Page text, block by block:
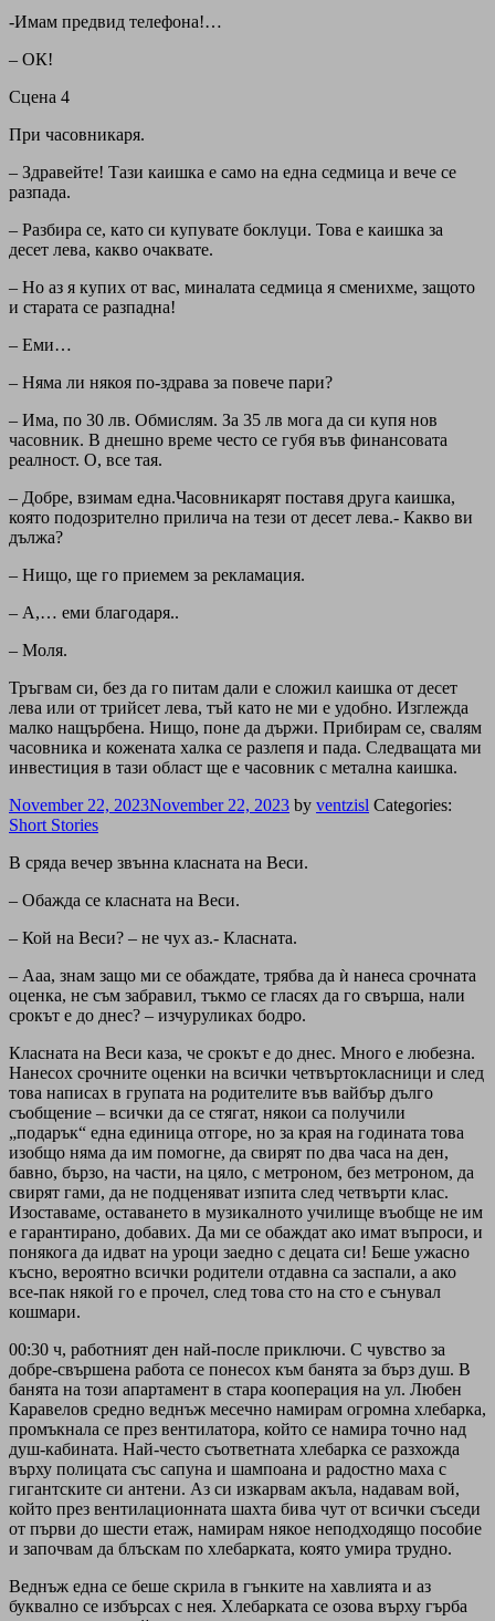
-Имам предвид телефона!…
– ОК!
Сцена 4
При часовникаря.
– Здравейте! Тази каишка е само на една седмица и вече се
разпада.
– Разбира се, като си купувате боклуци. Това е каишка за
десет лева, какво очаквате.
– Но аз я купих от вас, миналата седмица я сменихме, защото
и старата се разпадна!
– Еми…
– Няма ли някоя по-здрава за повече пари?
– Има, по 30 лв. Обмислям. За 35 лв мога да си купя нов
часовник. В днешно време често се губя във финансовата
реалност. О, все тая.
– Добре, взимам една.Часовникарят поставя друга каишка,
която подозрително прилича на тези от десет лева.- Какво ви
дължа?
– Нищо, ще го приемем за рекламация.
– А,… еми благодаря..
– Моля.
Тръгвам си, без да го питам дали е сложил каишка от десет
лева или от трийсет лева, тъй като не ми е удобно. Изглежда
малко нащърбена. Нищо, поне да държи. Прибирам се, свалям
часовника и кожената халка се разлепя и пада. Следващата ми
инвестиция в тази област ще е часовник с метална каишка.
November 22, 2023November 22, 2023 by ventzisl Categories:
Short Stories
В сряда вечер звънна класната на Веси.
– Обажда се класната на Веси.
– Кой на Веси? – не чух аз.- Класната.
– Ааа, знам защо ми се обаждате, трябва да ѝ нанеса срочната
оценка, не съм забравил, тъкмо се гласях да го свърша, нали
срокът е до днес? – изчуруликах бодро.
Класната на Веси каза, че срокът е до днес. Много е любезна.
Нанесох срочните оценки на всички четвъртокласници и след
това написах в групата на родителите във вайбър дълго
съобщение – всички да се стягат, някои са получили
„подарък“ една единица отгоре, но за края на годината това
изобщо няма да им помогне, да свирят по два часа на ден,
бавно, бързо, на части, на цяло, с метроном, без метроном, да
свирят гами, да не подценяват изпита след четвърти клас.
Изоставаме, оставането в музикалното училище въобще не им
е гарантирано, добавих. Да ми се обаждат ако имат въпроси, и
понякога да идват на уроци заедно с децата си! Беше ужасно
късно, вероятно всички родители отдавна са заспали, а ако
все-пак някой го е прочел, след това сто на сто е сънувал
кошмари.
00:30 ч, работният ден най-после приключи. С чувство за
добре-свършена работа се понесох към банята за бърз душ. В
банята на този апартамент в стара кооперация на ул. Любен
Каравелов средно веднъж месечно намирам огромна хлебарка,
промъкнала се през вентилатора, който се намира точно над
душ-кабината. Най-често съответната хлебарка се разхожда
върху полицата със сапуна и шампоана и радостно маха с
гигантските си антени. Аз си изкарвам акъла, надавам вой,
който през вентилационната шахта бива чут от всички съседи
от първи до шести етаж, намирам някое неподходящо пособие
и започвам да блъскам по хлебарката, която умира трудно.
Веднъж една се беше скрила в гънките на хавлията и аз
буквално се избърсах с нея. Хлебарката се озова върху гърба